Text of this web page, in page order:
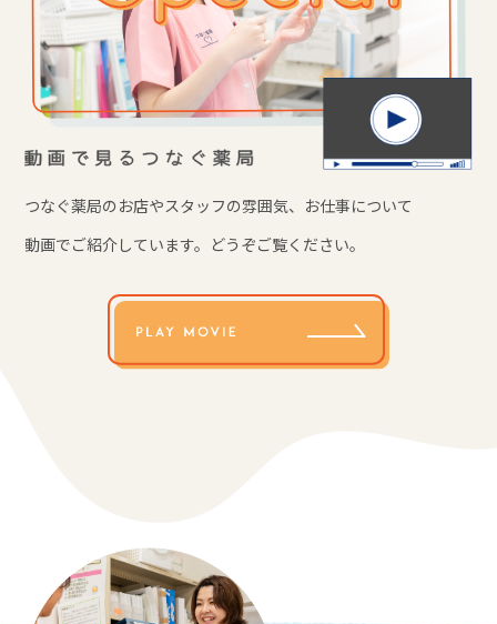
つなぐ薬局のお店やスタッフの雰囲気、 お仕事について
動画でご紹介しています。 どうぞご覧ください。